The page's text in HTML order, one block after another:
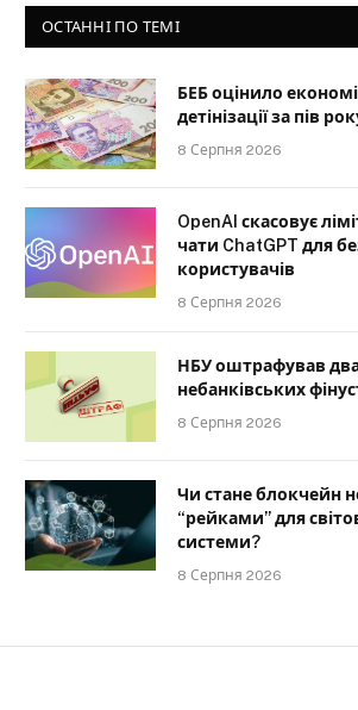
ОСТАННІ ПО ТЕМІ
БЕБ оцінило
детінізації за пів
8 Серпня 2026
OpenAI скасовує
чати ChatGPT для
користувачів
8 Серпня 2026
НБУ оштрафував два
небанківських
8 Серпня 2026
Чи стане блокчейн
“рейками” для
системи?
8 Серпня 2026